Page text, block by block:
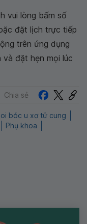
vui lòng bấm số
đặt lịch trực tiếp
trên ứng dụng
và đặt hẹn mọi lúc
Chia sẻ
bóc u xơ tử cung
Phụ khoa